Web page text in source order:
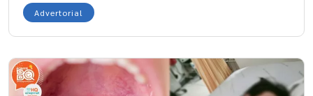
อาการมากกว่านั้นก็คือ ทั้งจาม และเป็นไข้ ซึ่งอาการต่าง ๆ เหล่านี้เกิด
จากการที่อากาศนั้นเปลี่ยนแปลงบ่อย เดี๋ยวร้อนเดี๋ยวหนาว ร่างกาย
อำนวยให้เชื้อไวรัสอยู่รอดได้ดีและแพร่กระจายได้ไกลกว่าเดิมมากอีก
ด้วย เด็กเจ็บคอ เด็กไอ และมีเสมหะเรื้อรัง ส่งผลกระทบมากกว่าที่คิด
Advertorial